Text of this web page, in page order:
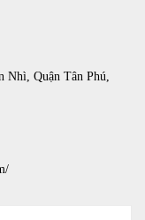
Quận Tân Phú,